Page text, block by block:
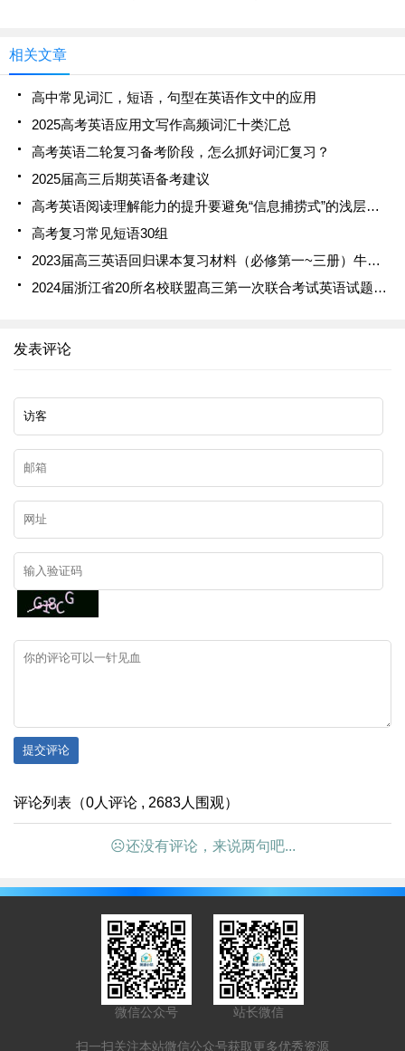
相关文章
高中常见词汇，短语，句型在英语作文中的应用
2025高考英语应用文写作高频词汇十类汇总
高考英语二轮复习备考阶段，怎么抓好词汇复习？
2025届高三后期英语备考建议
高考英语阅读理解能力的提升要避免“信息捕捞式”的浅层次刷题
高考复习常见短语30组
2023届高三英语回归课本复习材料（必修第一~三册）牛津译林版
2024届浙江省20所名校联盟髙三第一次联合考试英语试题解析
发表评论
提交评论
评论列表（0人评论 , 2683人围观）
☹还没有评论，来说两句吧...
微信公众号 站长微信
扫一扫关注本站微信公众号获取更多优秀资源